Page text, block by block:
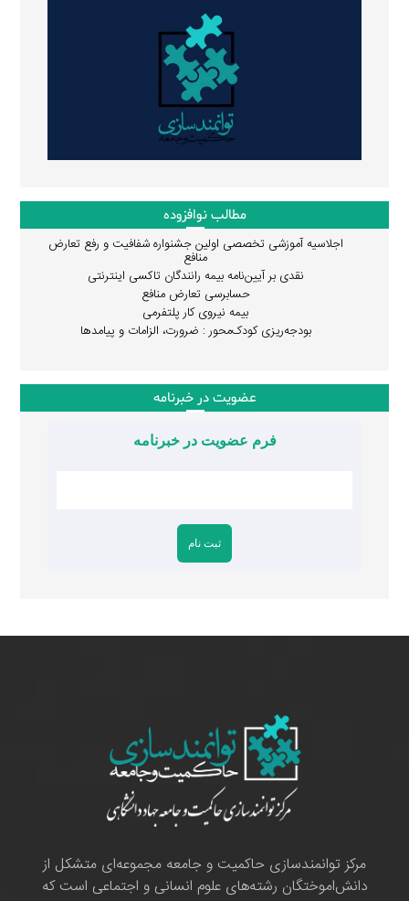
مطالب نوافزوده
اجلاسیه آموزشی تخصصی اولین جشنواره شفافیت و رفع تعارض
منافع
نقدی بر آیین‌نامه بیمه رانندگان تاکسی اینترنتی
حسابرسی تعارض منافع
بیمه نیروی کار پلتفرمی
بودجه‌ریزی کودک‌محور : ضرورت، الزامات و پیامدها
عضویت در خبرنامه
فرم عضویت در خبرنامه
مرکز توانمندسازی حاکمیت و جامعه مجموعه‌ای متشکل از
دانش‌اموختگان رشته‌های علوم انسانی و اجتماعی است که